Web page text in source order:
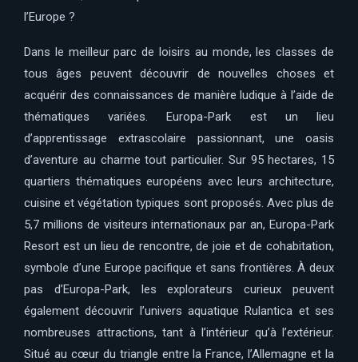
l’Europe ?
Dans le meilleur parc de loisirs au monde, les classes de
tous âges peuvent découvrir de nouvelles choses et
acquérir des connaissances de manière ludique à l’aide de
thématiques variées. Europa-Park est un lieu
d’apprentissage extrascolaire passionnant, une oasis
d’aventure au charme tout particulier. Sur 95 hectares, 15
quartiers thématiques européens avec leurs architecture,
cuisine et végétation typiques sont proposés. Avec plus de
5,7 millions de visiteurs internationaux par an, Europa-Park
Resort est un lieu de rencontre, de joie et de cohabitation,
symbole d’une Europe pacifique et sans frontières. À deux
pas d’Europa-Park, les explorateurs curieux peuvent
également découvrir l’univers aquatique Rulantica et ses
nombreuses attractions, tant à l’intérieur qu’à l’extérieur.
Situé au cœur du triangle entre la France, l’Allemagne et la